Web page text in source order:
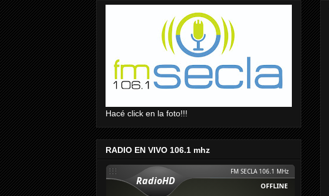
Hacé click en la foto!!!
RADIO EN VIVO 106.1 mhz